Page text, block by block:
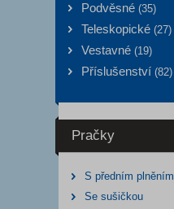
Podvěsné (35)
Teleskopické (27)
Vestavné (19)
Příslušenství (82)
Pračky
S předním plněním
Se sušičkou